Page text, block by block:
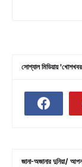
সোশ্যাল মিডিয়ায়
জানা-অজানার দুনিয়া/